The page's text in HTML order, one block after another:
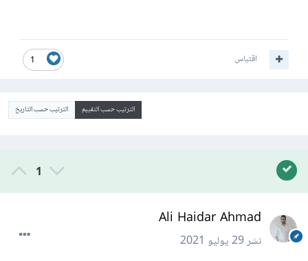
1 اقتباس
الترتيب حسب التقييم الترتيب حسب التاريخ
1
Ali Haidar Ahmad
نشر29 يوليو 2021